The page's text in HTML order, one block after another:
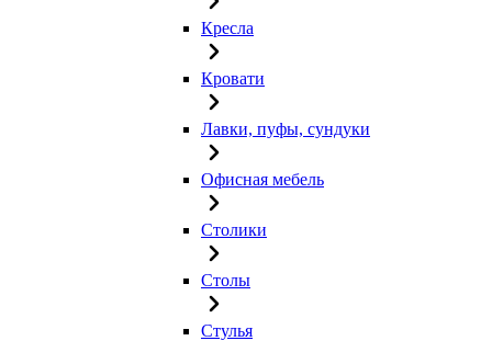
Кресла
Кровати
Лавки, пуфы, сундуки
Офисная мебель
Столики
Столы
Стулья